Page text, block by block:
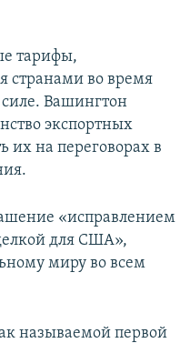
тарифы,
странами во время
силе. Вашингтон
экспортных
их на переговорах в
«исправлением
для США»,
миру во всем
называемой первой